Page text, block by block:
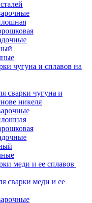
чугуна и сплавов на
сварки чугуна и
никеля
меди и ее сплавов
сварки меди и ее